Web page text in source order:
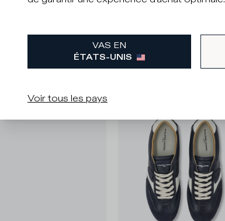
VAS EN
ÉTATS-UNIS
Voir tous les pays